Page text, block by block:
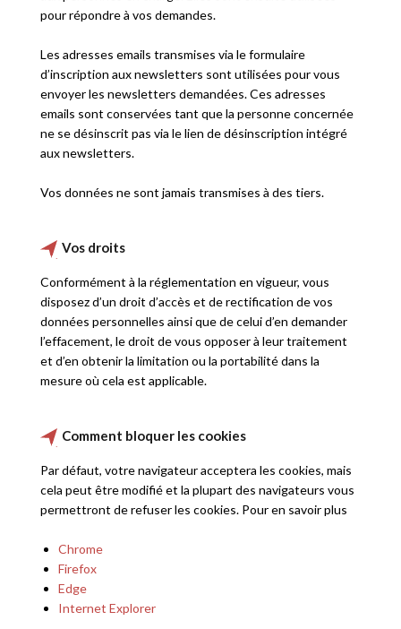
pour répondre à vos demandes.
Les adresses emails transmises via le formulaire
d’inscription aux newsletters sont utilisées pour vous
envoyer les newsletters demandées. Ces adresses
emails sont conservées tant que la personne concernée
ne se désinscrit pas via le lien de désinscription intégré
aux newsletters.
Vos données ne sont jamais transmises à des tiers.
Vos droits
Conformément à la réglementation en vigueur, vous
disposez d’un droit d’accès et de rectification de vos
données personnelles ainsi que de celui d’en demander
l’effacement, le droit de vous opposer à leur traitement
et d’en obtenir la limitation ou la portabilité dans la
mesure où cela est applicable.
Comment bloquer les cookies
Par défaut, votre navigateur acceptera les cookies, mais
cela peut être modifié et la plupart des navigateurs vous
permettront de refuser les cookies. Pour en savoir plus
Chrome
Firefox
Edge
Internet Explorer